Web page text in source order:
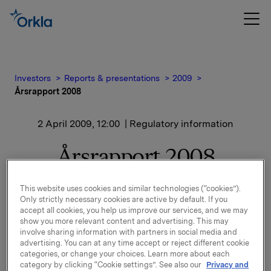
Investors Reports & presentations
2009
Årsrapport 2008
2 April 2009, 12:00 | Regulatory information
Årsrapport 2008
Vedlagt følger pdf-versjon av Orklas Årsrapport
2008.
Rapporten er tilgjengelig som pdf og html-versjon på
www.orkla.no.
Trykt utgave av årsrapporten vil bli postlagt til
This website uses cookies and similar technologies (“cookies”).
Only strictly necessary cookies are active by default. If you
accept all cookies, you help us improve our services, and we may
show you more relevant content and advertising. This may
involve sharing information with partners in social media and
advertising. You can at any time accept or reject different cookie
categories, or change your choices. Learn more about each
category by clicking “Cookie settings”. See also our Privacy and